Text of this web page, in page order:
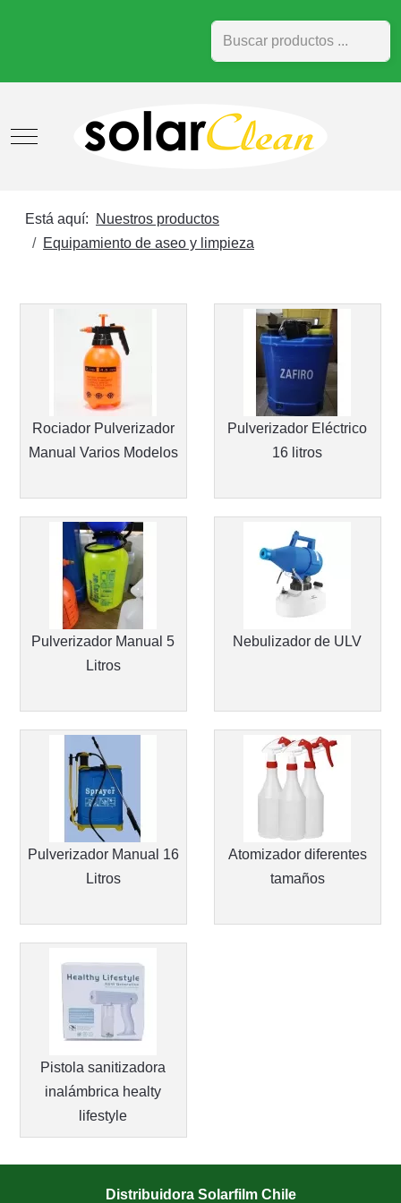
Buscar
Mobile Menu Toggle
Está aquí:
Nuestros productos
Equipamiento de aseo y limpieza
Rociador Pulverizador
Manual Varios Modelos
Pulverizador Eléctrico
16 litros
Pulverizador Manual 5
Litros
Nebulizador de ULV
Pulverizador Manual 16
Litros
Atomizador diferentes
tamaños
Pistola sanitizadora
inalámbrica healty
lifestyle
Distribuidora Solarfilm Chile